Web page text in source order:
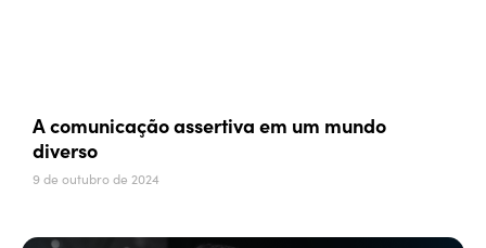
A comunicação assertiva em um mundo
diverso
9 de outubro de 2024